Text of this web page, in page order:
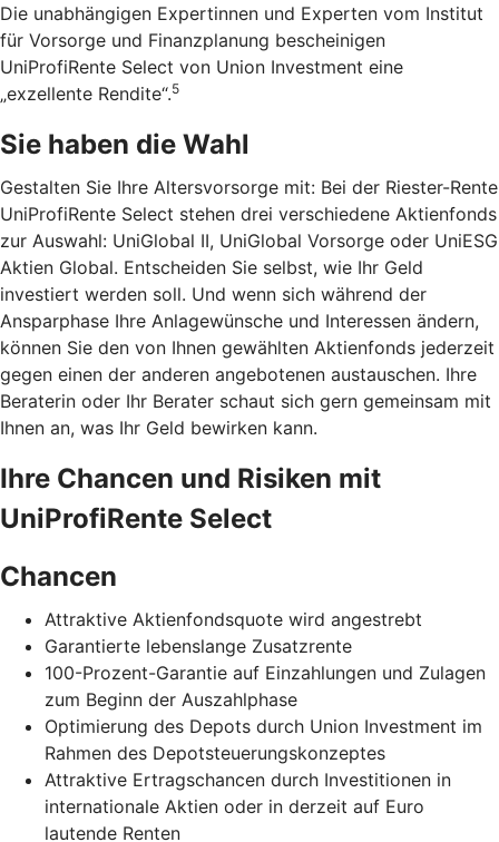
Die unabhängigen Expertinnen und Experten vom Institut
für Vorsorge und Finanzplanung bescheinigen
UniProfiRente Select von Union Investment eine
„exzellente Rendite“.5
Sie haben die Wahl
Gestalten Sie Ihre Altersvorsorge mit: Bei der Riester-Rente
UniProfiRente Select stehen drei verschiedene Aktienfonds
zur Auswahl: UniGlobal II, UniGlobal Vorsorge oder UniESG
Aktien Global. Entscheiden Sie selbst, wie Ihr Geld
investiert werden soll. Und wenn sich während der
Ansparphase Ihre Anlagewünsche und Interessen ändern,
können Sie den von Ihnen gewählten Aktienfonds jederzeit
gegen einen der anderen angebotenen austauschen. Ihre
Beraterin oder Ihr Berater schaut sich gern gemeinsam mit
Ihnen an, was Ihr Geld bewirken kann.
Ihre Chancen und Risiken mit
UniProfiRente Select
Chancen
Attraktive Aktienfondsquote wird angestrebt
Garantierte lebenslange Zusatzrente
100-Prozent-Garantie auf Einzahlungen und Zulagen
zum Beginn der Auszahlphase
Optimierung des Depots durch Union Investment im
Rahmen des Depotsteuerungskonzeptes
Attraktive Ertragschancen durch Investitionen in
internationale Aktien oder in derzeit auf Euro
lautende Renten